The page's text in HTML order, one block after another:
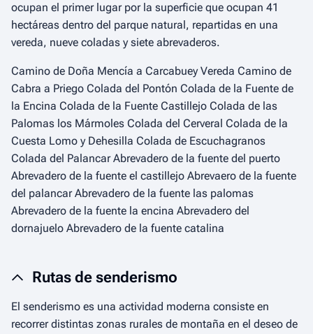
ocupan el primer lugar por la superficie que ocupan 41
hectáreas dentro del parque natural, repartidas en una
vereda, nueve coladas y siete abrevaderos.
Camino de Doña Mencía a Carcabuey Vereda Camino de
Cabra a Priego Colada del Pontón Colada de la Fuente de
la Encina Colada de la Fuente Castillejo Colada de las
Palomas los Mármoles Colada del Cerveral Colada de la
Cuesta Lomo y Dehesilla Colada de Escuchagranos
Colada del Palancar Abrevadero de la fuente del puerto
Abrevadero de la fuente el castillejo Abrevaero de la fuente
del palancar Abrevadero de la fuente las palomas
Abrevadero de la fuente la encina Abrevadero del
dornajuelo Abrevadero de la fuente catalina
Rutas de senderismo
El senderismo es una actividad moderna consiste en
recorrer distintas zonas rurales de montaña en el deseo de